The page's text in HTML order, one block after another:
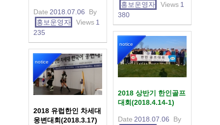
홍보운영자
Views 1
380
Date 2018.07.06
By
홍보운영자
Views 1
235
notice
2018 상반기 한인골프
대회(2018.4.14-1)
Date 2018.07.06
By
notice
2018 유럽한인 차세대
웅변대회(2018.3.17)